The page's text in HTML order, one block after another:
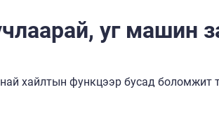
уг машин
хайлтын функцээр бусад боломжит